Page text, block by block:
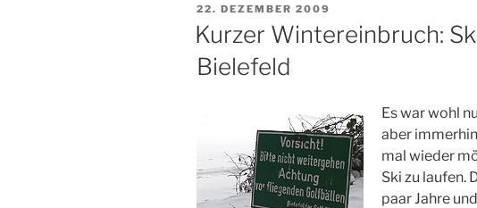
Teutoburger
Wald
(UPDATE)“
VERÖFFENTLICHT
22. DEZEMBER 2009
Kurzer Wintereinbruch:
Bielefeld
Es war wohl
aber
mal wieder
Ski zu laufen.
paar Jahre